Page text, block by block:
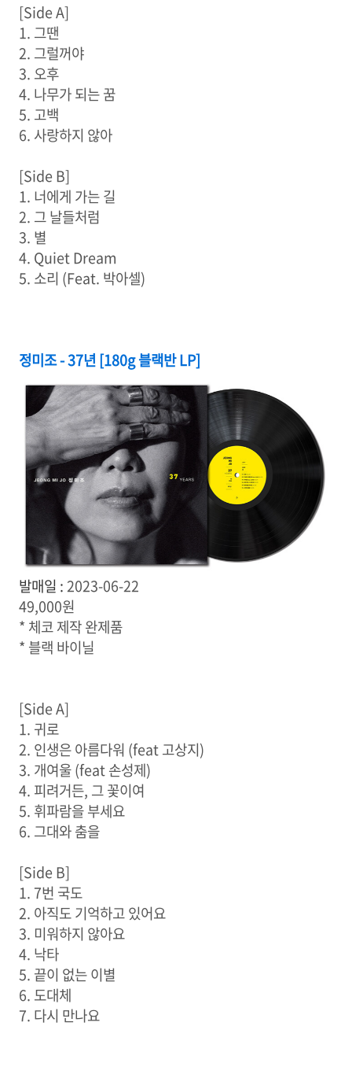
[Side A]
1. 그땐
2. 그럴꺼야
3. 오후
4. 나무가 되는 꿈
5. 고백
6. 사랑하지 않아
[Side B]
1. 너에게 가는 길
2. 그 날들처럼
3. 별
4. Quiet Dream
5. 소리 (Feat. 박아셀)
정미조 - 37년 [180g 블랙반 LP]
발매일 :2023-06-22
49,000원
* 체코 제작 완제품
* 블랙 바이닐
[Side A]
1. 귀로
2. 인생은 아름다워 (feat 고상지)
3. 개여울 (feat 손성제)
4. 피려거든, 그 꽃이여
5. 휘파람을 부세요
6. 그대와 춤을
[Side B]
1. 7번 국도
2. 아직도 기억하고 있어요
3. 미워하지 않아요
4. 낙타
5. 끝이 없는 이별
6. 도대체
7. 다시 만나요